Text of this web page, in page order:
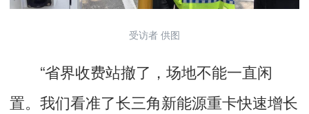
受访者 供图
“省界收费站撤了，场地不能一直闲
置。我们看准了长三角新能源重卡快速增长